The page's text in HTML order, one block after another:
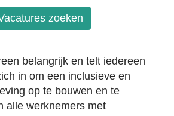
zoeken
belangrijk en telt iedereen
in om een inclusieve en
op te bouwen en te
alle werknemers met